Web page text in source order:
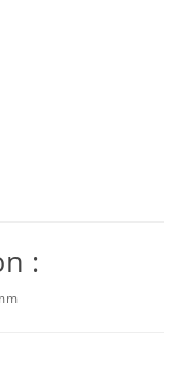
: